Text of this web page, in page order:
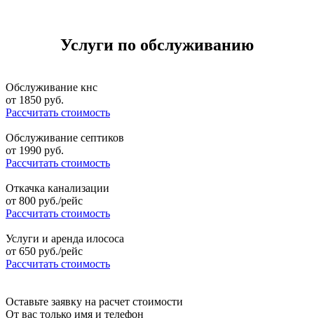
Услуги по обслуживанию
Обслуживание кнс
от 1850 руб.
Рассчитать стоимость
Обслуживание септиков
от 1990 руб.
Рассчитать стоимость
Откачка канализации
от 800 руб./рейс
Рассчитать стоимость
Услуги и аренда илососа
от 650 руб./рейс
Рассчитать стоимость
Оставьте заявку на расчет стоимости
От вас только имя и телефон